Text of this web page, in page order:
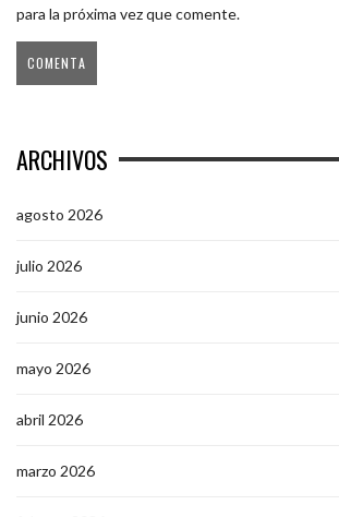
para la próxima vez que comente.
ARCHIVOS
agosto 2026
julio 2026
junio 2026
mayo 2026
abril 2026
marzo 2026